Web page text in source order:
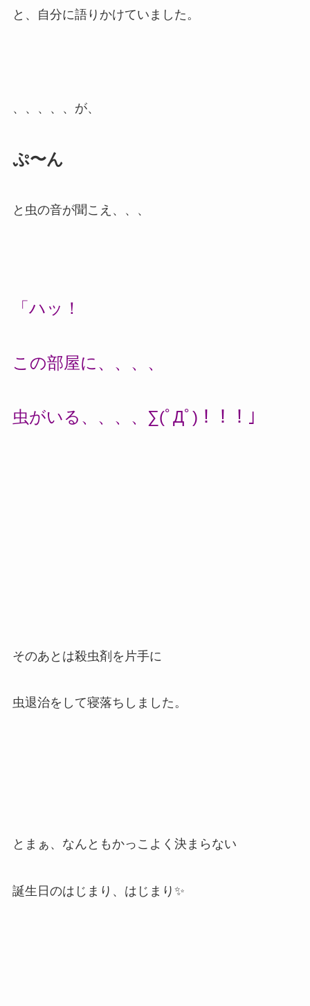
と、自分に語りかけていました。
、、、、、が、
ぷ〜ん
と虫の音が聞こえ、、、
「ハッ！
この部屋に、、、、
虫がいる、、、、∑(ﾟДﾟ)！！！」
そのあとは殺虫剤を片手に
虫退治をして寝落ちしました。
とまぁ、なんともかっこよく決まらない
誕生日のはじまり、はじまり✨